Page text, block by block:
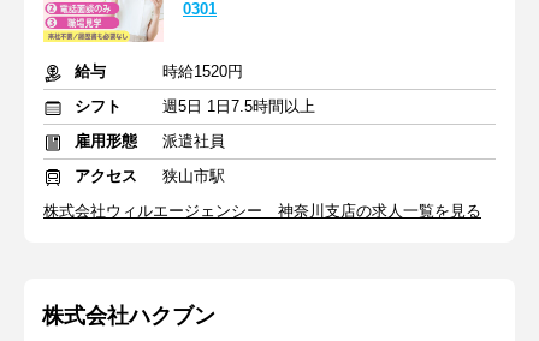
0301
給与
時給1520円
シフト
週5日 1日7.5時間以上
雇用形態
派遣社員
アクセス
狭山市駅
株式会社ウィルエージェンシー 神奈川支店の求人一覧を見る
株式会社ハクブン